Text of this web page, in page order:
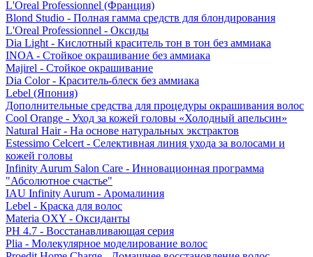
L'Oreal Professionnel (Франция)
Blond Studio - Полная гамма средств для блондирования
L'Oreal Professionnel - Оксиды
Dia Light - Кислотный краситель тон в тон без аммиака
INOA - Стойкое окрашивание без аммиака
Majirel - Стойкое окрашивание
Dia Color - Краситель-блеск без аммиака
Lebel (Япония)
Дополнительные средства для процедуры окрашивания волос
Cool Orange - Уход за кожей головы «Холодный апельсин»
Natural Hair - На основе натуральных экстрактов
Estessimo Celcert - Селективная линия ухода за волосами и
кожей головы
Infinity Aurum Salon Care - Инновационная программа
"Абсолютное счастье"
IAU Infinity Aurum - Аромалиния
Lebel - Краска для волос
Materia OXY - Оксиданты
PH 4.7 - Восстанавливающая серия
Plia - Молекулярное моделирование волос